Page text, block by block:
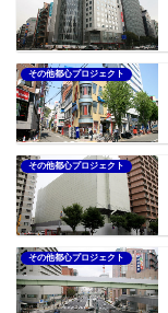
その他都心プロジェクト
その他都心プロジェクト
その他都心プロジェクト